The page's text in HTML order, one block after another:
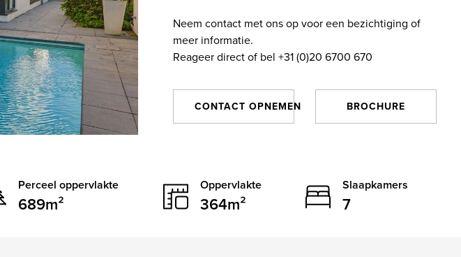
Neem contact met ons op voor een bezichtiging of
meer informatie.
Reageer direct of bel +31 (0)20 6700 670
CONTACT OPNEMEN BROCHURE
Perceel oppervlakte
689m²
Oppervlakte
364m²
Slaapkamers
7